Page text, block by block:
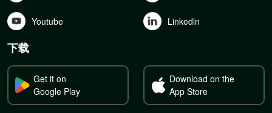
Youtube Linkedln
下载
Get it on
Google Play
Download on the
App Store